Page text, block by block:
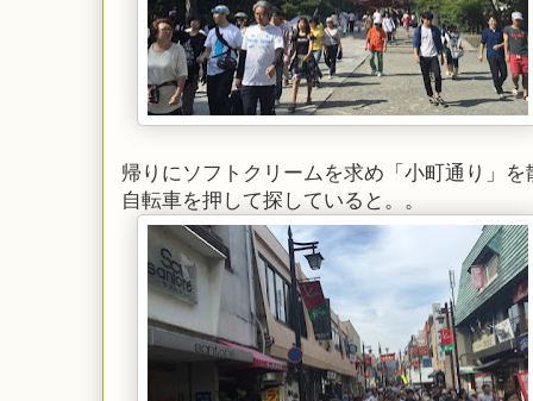
帰りにソフトクリームを求め「小町通り」を
自転車を押して探していると。。